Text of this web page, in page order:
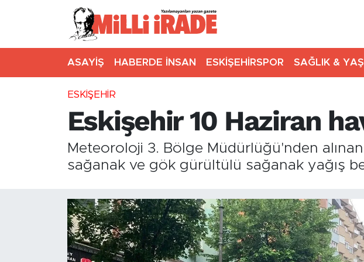
ASAYİŞ HABERDE İNSAN ESKİŞEHİRSPOR SAĞLIK &
ESKİŞEHİR
Eskişehir 10 Haziran
Meteoroloji 3. Bölge Müdürlüğü'nden
sağanak ve gök gürültülü sağanak yağış